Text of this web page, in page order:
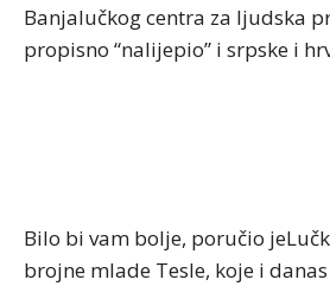
Banjalučkog centra za ljudska
propisno “nalijepio” i srpske i
Bilo bi vam bolje, poručio
brojne mlade Tesle, koje i